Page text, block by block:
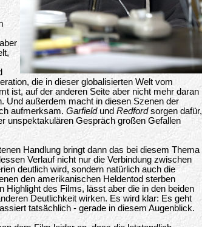
die in dieser globalisierten Welt vom
ist, auf der anderen Seite aber nicht mehr daran
Und außerdem macht in diesen Szenen der
aufmerksam. Garfieldund Redfordsorgen dafür,
unspektakulären Gespräch großen Gefallen
Handlung bringt dann das bei diesem Thema
Verlauf nicht nur die Verbindung zwischen
deutlich wird, sondern natürlich auch die
den amerikanischen Heldentod sterben
des Films, lässt aber die in den beiden
Deutlichkeit wirken. Es wird klar: Es geht
tatsächlich - gerade in diesem Augenblick.